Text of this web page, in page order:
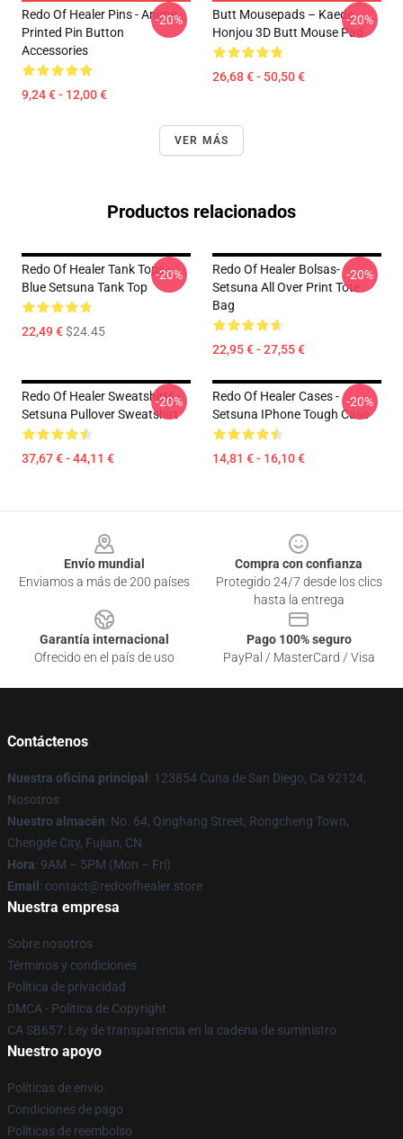
Redo Of Healer Pins - Anime
Printed Pin Button
Accessories
9,24 € - 12,00 €
-20%
Butt Mousepads – Kaede
Honjou 3D Butt Mouse Pad
26,68 € - 50,50 €
-20%
VER MÁS
Productos relacionados
Redo Of Healer Tank Tops -
Blue Setsuna Tank Top
22,49 €$24.45
-20%
Redo Of Healer Bolsas-
Setsuna All Over Print Tote
Bag
22,95 € - 27,55 €
-20%
Redo Of Healer Sweatshirts -
Setsuna Pullover Sweatshirt
37,67 € - 44,11 €
-20%
Redo Of Healer Cases -
Setsuna IPhone Tough Case
14,81 € - 16,10 €
-20%
Envío mundial
Enviamos a más de 200 países
Compra con confianza
Protegido 24/7 desde los clics
hasta la entrega
Garantía internacional
Ofrecido en el país de uso
Pago 100% seguro
PayPal / MasterCard / Visa
Contáctenos
Nuestra oficina principal : 123854 Cuna de San Diego, Ca 92124,
Nosotros
Nuestro almacén: No. 64, Qinghang Street, Rongcheng Town,
Chengde City, Fujian, CN
Hora: 9AM – 5PM (Mon – Fri)
Email : contact@redoofhealer.store
Nuestra empresa
Sobre nosotros
Términos y condiciones
Política de privacidad
DMCA - Política de Copyright
CA SB657: Ley de transparencia en la cadena de suministro
Nuestro apoyo
Políticas de envío
Condiciones de pago
Políticas de reembolso